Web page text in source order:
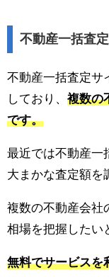
不動産一括査
不動産一括査定サ
しており、 複数の
です。
最近では不動産一
大まかな査定額を
複数の不動産会社
相場を把握したい
無料でサービスを